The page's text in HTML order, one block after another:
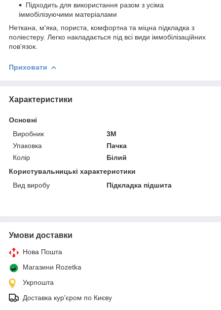
Підходить для використання разом з усіма
іммобілізуючими матеріалами
Неткана, м'яка, пориста, комфортна та міцна підкладка з
поліестеру. Легко накладається під всі види іммобілізаційних
пов'язок.
Приховати
Характеристики
Основні
Виробник
3М
Упаковка
Пачка
Колір
Білий
Користувальницькі характеристики
Вид виробу
Підкладка підшита
Умови доставки
Нова Пошта
Магазини Rozetka
Укрпошта
Доставка кур'єром по Києву